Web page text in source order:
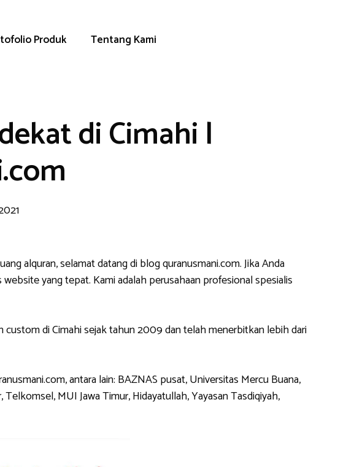
Produk Tentang Kami
di Cimahi |
alquran, selamat datang di blog quranusmani.com. Jika Anda
yang tepat. Kami adalah perusahaan profesional spesialis
di Cimahi sejak tahun 2009 dan telah menerbitkan lebih dari
antara lain: BAZNAS pusat, Universitas Mercu Buana,
MUI Jawa Timur, Hidayatullah, Yayasan Tasdiqiyah,